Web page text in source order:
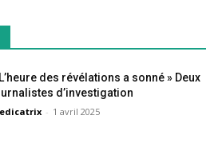
des révélations a sonné » Deux
d’investigation
- 1 avril 2025